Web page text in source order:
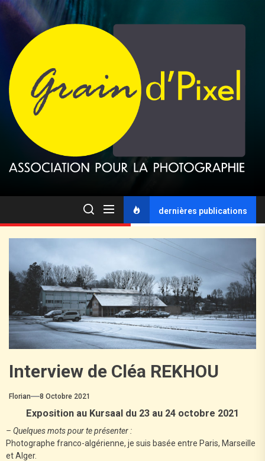
dernières publications
Interview de Cléa REKHOU
Florian 8 Octobre 2021
Exposition au Kursaal du 23 au 24 octobre 2021
– Quelques mots pour te présenter :
Photographe franco-algérienne, je suis basée entre Paris, Marseille
et Alger.